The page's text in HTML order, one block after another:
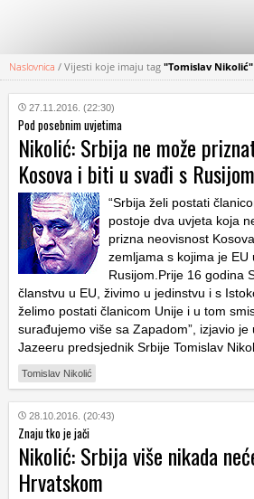
KATEGORIJE
HRVATSKI
WEB
Naslovnica / Vijesti koje imaju tag "Tomislav Nikolić"
27.11.2016. (22:30)
Pod posebnim uvjetima
Nikolić: Srbija ne može
Kosova i biti u svađi s Rusijom
“Srbija želi postati
postoje dva uvjeta koja
prizna neovisnost
zemljama s kojima je
Rusijom.Prije 16 godina
članstvu u EU, živimo u jedinstvu i s
želimo postati članicom Unije i u tom
surađujemo više sa Zapadom”, izjavio je
Jazeeru predsjednik Srbije Tomislav
Tomislav Nikolić
28.10.2016. (20:43)
Znaju tko je jači
Nikolić: Srbija više nikada
Hrvatskom